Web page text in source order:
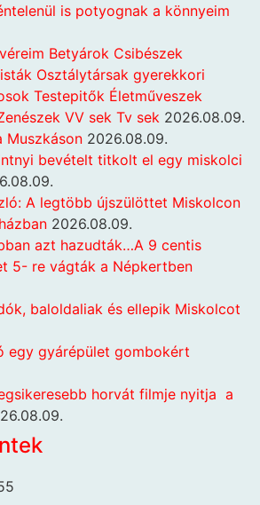
is potyognak a könnyeim
Betyárok Csibészek
Osztálytársak gyerekkori
Testepitők Életműveszek
VV sek Tv sek 2026.08.09.
Muszkáson 2026.08.09.
bevételt titkolt el egy miskolci
A legtöbb újszülöttet Miskolcon
2026.08.09.
azt hazudták…A 9 centis
5- re vágták a Népkertben
baloldaliak és ellepik Miskolcot
egy gyárépület gombokért
horvát filmje nyitja a